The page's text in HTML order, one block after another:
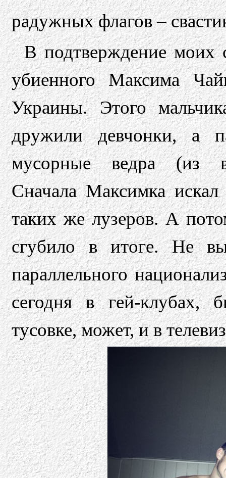
радужных флагов –
В подтверждение моих
убиенного Максима
Украины. Этого
дружили девчонки, а
мусорные ведра (из
Сначала Максимка
таких же лузеров. А
сгубило в итоге. Не
параллельного
сегодня в гей-
тусовке, может, и в